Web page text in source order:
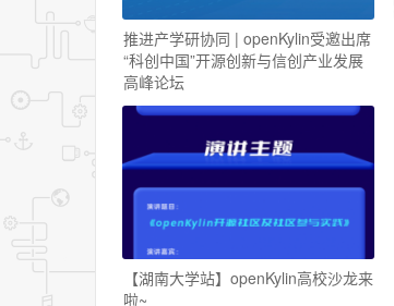
推进产学研协同 | openKylin受邀出席
“科创中国”开源创新与信创产业发展
高峰论坛
【湖南大学站】openKylin高校沙龙来
啦~